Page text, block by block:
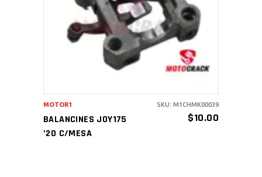
AÑADIR AL CARRITO
BALANCINES JOY175
’20 C/MESA
$10.00
MOTOR1 SKU: M1CHMK00039